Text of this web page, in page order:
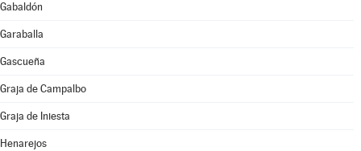
Gabaldón
Garaballa
Gascueña
Graja de Campalbo
Graja de Iniesta
Henarejos